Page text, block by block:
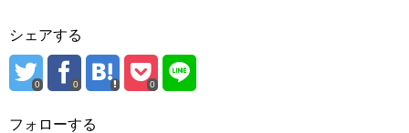
シェアする
0 0 0
フォローする